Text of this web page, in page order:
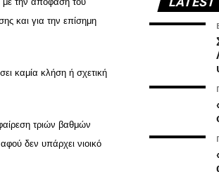
και για την επίσημη
καμία κλήση ή σχετική
τριών βαθμών
δεν υπάρχει νιοικό